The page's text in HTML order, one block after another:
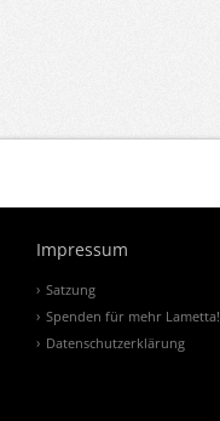
Impressum
Satzung
Spenden für mehr Lametta!
Datenschutzerklärung